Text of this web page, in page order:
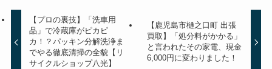
【プロの裏技】「洗車用
品」で冷蔵庫がピカピ
カ！？パッキン分解洗浄ま
でやる徹底清掃の全貌【リ
サイクルショップ八光】
【鹿児島市樋之口町 出張
買取】「処分料がかかる」
と言われたその家電、現金
6,000円に変わりました！